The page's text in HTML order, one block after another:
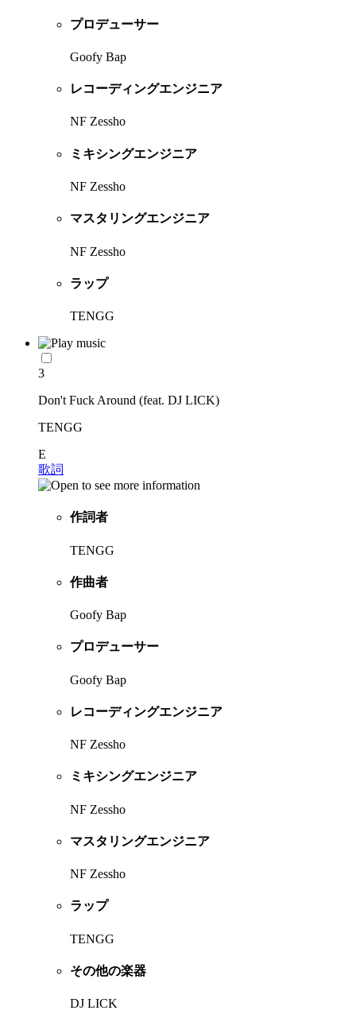
プロデューサー
Goofy Bap
レコーディングエンジニア
NF Zessho
ミキシングエンジニア
NF Zessho
マスタリングエンジニア
NF Zessho
ラップ
TENGG
3
Don't Fuck Around (feat. DJ LICK)
TENGG
E
歌詞
作詞者
TENGG
作曲者
Goofy Bap
プロデューサー
Goofy Bap
レコーディングエンジニア
NF Zessho
ミキシングエンジニア
NF Zessho
マスタリングエンジニア
NF Zessho
ラップ
TENGG
その他の楽器
DJ LICK